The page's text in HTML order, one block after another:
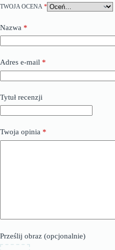
TWOJA OCENA *
Nazwa *
Adres e-mail *
Tytuł recenzji
Twoja opinia *
Prześlij obraz (opcjonalnie)